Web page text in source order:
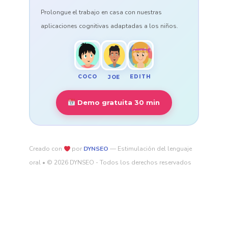
Prolongue el trabajo en casa con nuestras
aplicaciones cognitivas adaptadas a los niños.
COCO JOE EDITH
Demo gratuita 30 min
Creado con por DYNSEO — Estimulación del lenguaje
oral • © 2026 DYNSEO - Todos los derechos reservados